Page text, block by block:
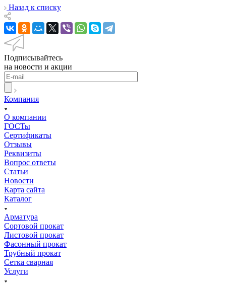
Назад к списку
Подписывайтесь
на новости и акции
Компания
О компании
ГОСТы
Сертификаты
Отзывы
Реквизиты
Вопрос ответы
Статьи
Новости
Карта сайта
Каталог
Арматура
Сортовой прокат
Листовой прокат
Фасонный прокат
Трубный прокат
Сетка сварная
Услуги